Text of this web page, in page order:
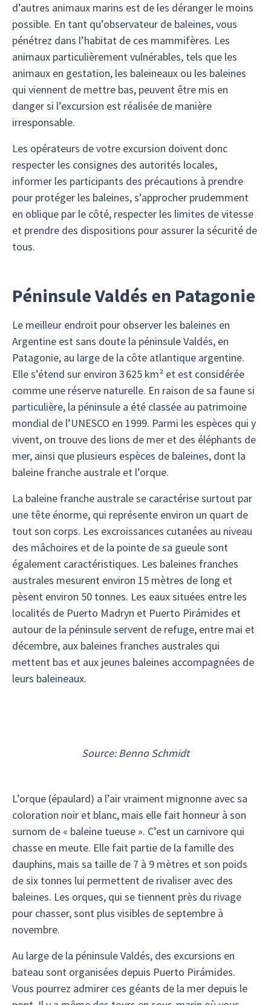
d’autres animaux marins est de les déranger le moins
possible. En tant qu’observateur de baleines, vous
pénétrez dans l’habitat de ces mammifères. Les
animaux particulièrement vulnérables, tels que les
animaux en gestation, les baleineaux ou les baleines
qui viennent de mettre bas, peuvent être mis en
danger si l’excursion est réalisée de manière
irresponsable.
Les opérateurs de votre excursion doivent donc
respecter les consignes des autorités locales,
informer les participants des précautions à prendre
pour protéger les baleines, s’approcher prudemment
en oblique par le côté, respecter les limites de vitesse
et prendre des dispositions pour assurer la sécurité de
tous.
Péninsule Valdés en Patagonie
Le meilleur endroit pour observer les baleines en
Argentine est sans doute la péninsule Valdés, en
Patagonie, au large de la côte atlantique argentine.
Elle s’étend sur environ 3 625 km² et est considérée
comme une réserve naturelle. En raison de sa faune si
particulière, la péninsule a été classée au patrimoine
mondial de l’UNESCO en 1999. Parmi les espèces qui y
vivent, on trouve des lions de mer et des éléphants de
mer, ainsi que plusieurs espèces de baleines, dont la
baleine franche australe et l’orque.
La baleine franche australe se caractérise surtout par
une tête énorme, qui représente environ un quart de
tout son corps. Les excroissances cutanées au niveau
des mâchoires et de la pointe de sa gueule sont
également caractéristiques. Les baleines franches
australes mesurent environ 15 mètres de long et
pèsent environ 50 tonnes. Les eaux situées entre les
localités de Puerto Madryn et Puerto Pirámides et
autour de la péninsule servent de refuge, entre mai et
décembre, aux baleines franches australes qui
mettent bas et aux jeunes baleines accompagnées de
leurs baleineaux.
Source: Benno Schmidt
L’orque (épaulard) a l’air vraiment mignonne avec sa
coloration noir et blanc, mais elle fait honneur à son
surnom de « baleine tueuse ». C’est un carnivore qui
chasse en meute. Elle fait partie de la famille des
dauphins, mais sa taille de 7 à 9 mètres et son poids
de six tonnes lui permettent de rivaliser avec des
baleines. Les orques, qui se tiennent près du rivage
pour chasser, sont plus visibles de septembre à
novembre.
Au large de la péninsule Valdés, des excursions en
bateau sont organisées depuis Puerto Pirámides.
Vous pourrez admirer ces géants de la mer depuis le